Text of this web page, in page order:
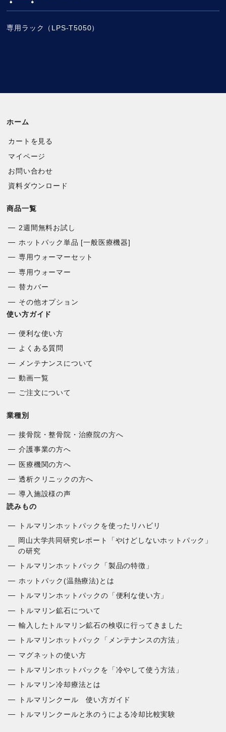
専用ラック（LPS-T5050）
ホーム
カートを見る
マイページ
お問い合わせ
資料ダウンロード
商品一覧
2週間無料お試し
ホットパック単品 [一般医療機器]
専用ウォーマーセット
専用ウォーマー
替カバー
その他オプション
使い方ガイド
便利な使い方
よくある質問
メンテナンスについて
動画一覧
ご注文について
業種別
接骨院・整骨院・治療院の方へ
介護事業の方へ
医療機関の方へ
透析クリニックの方へ
導入施設様の声
読みもの
トルマリンホットパックを使ったリハビリ
岡山大学共同研究レポート「やけどしないホットパック」
の研究
トルマリンホットパック「製品の特徴」
ホットパック(温熱療法)とは
トルマリンホットパックの「便利な使い方」
トルマリン鉱石について
輸入したトルマリン鉱石の検収に行ってきました
トルマリンホットパック「メンテナンスの方法」
マグネットの使い方
トルマリンホットパックを「冷やして使う方法」
トルマリン冷却療法とは
トルマリンクール 使い方ガイド
トルマリンクールと氷のうによる冷却比較実験